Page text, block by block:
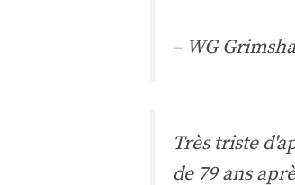
– WG
Très triste
de 79 ans